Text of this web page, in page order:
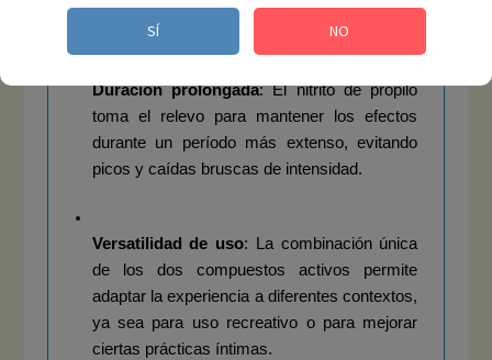
SÍ NO
precisa de la experiencia.
Duración prolongada: El nitrito de propilo
toma el relevo para mantener los efectos
durante un período más extenso, evitando
picos y caídas bruscas de intensidad.
Versatilidad de uso: La combinación única
de los dos compuestos activos permite
adaptar la experiencia a diferentes contextos,
ya sea para uso recreativo o para mejorar
ciertas prácticas íntimas.